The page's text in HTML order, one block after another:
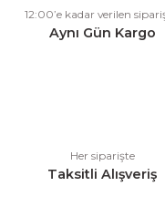
Ürün açıklamasında
Ürün bilgilerinde hatalar
12:00’e kadar verilen
Aynı Gün Kargo
Her siparişte
Taksitli Alışveriş